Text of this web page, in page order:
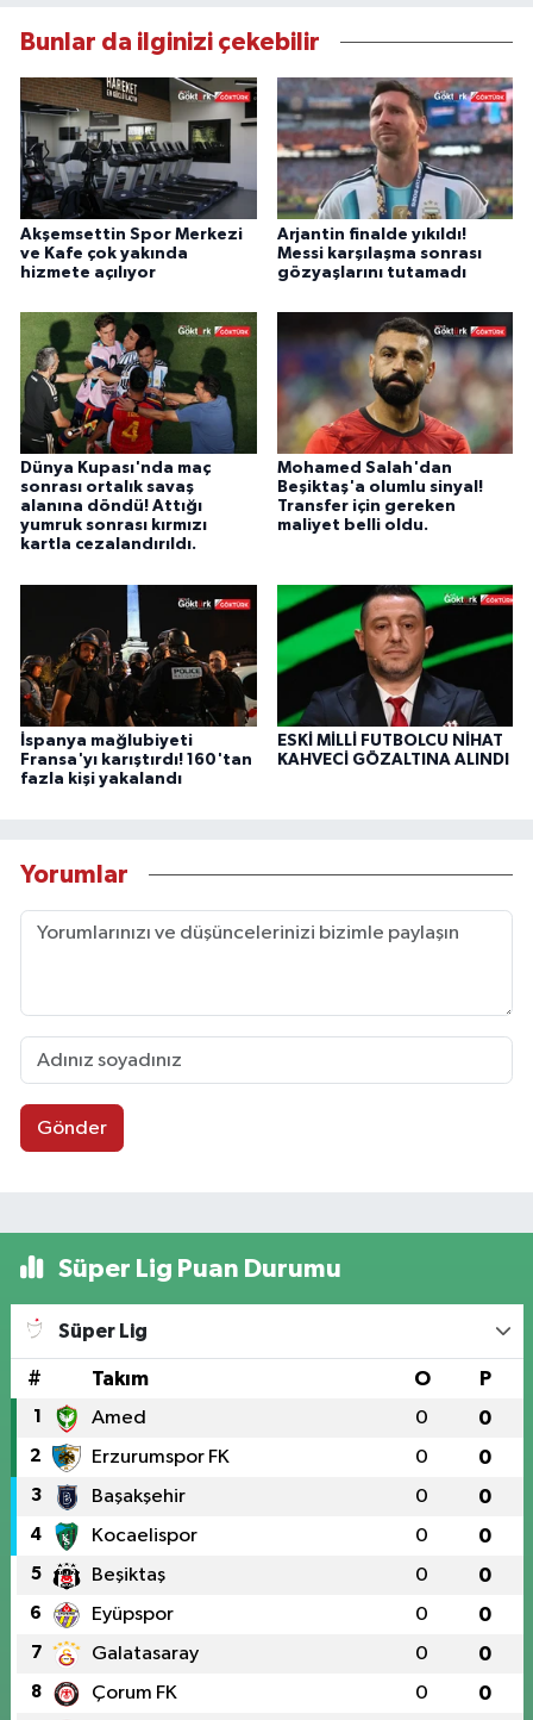
Bunlar da ilginizi çekebilir
Akşemsettin Spor Merkezi
ve Kafe çok yakında
hizmete açılıyor
Arjantin finalde yıkıldı!
Messi karşılaşma sonrası
gözyaşlarını tutamadı
Dünya Kupası'nda maç
sonrası ortalık savaş
alanına döndü! Attığı
yumruk sonrası kırmızı
kartla cezalandırıldı.
Mohamed Salah'dan
Beşiktaş'a olumlu sinyal!
Transfer için gereken
maliyet belli oldu.
İspanya mağlubiyeti
Fransa'yı karıştırdı! 160'tan
fazla kişi yakalandı
ESKİ MİLLİ FUTBOLCU NİHAT
KAHVECİ GÖZALTINA ALINDI
Yorumlar
Gönder
Süper Lig Puan Durumu
Süper Lig
# Takım O P
1 Amed 0 0
2 Erzurumspor FK 0 0
3 Başakşehir 0 0
4 Kocaelispor 0 0
5 Beşiktaş 0 0
6 Eyüpspor 0 0
7 Galatasaray 0 0
8 Çorum FK 0 0